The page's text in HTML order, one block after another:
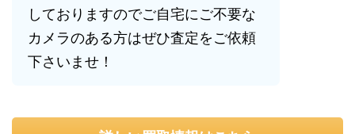
しておりますのでご自宅にご不要な
カメラのある方はぜひ査定をご依頼
下さいませ！